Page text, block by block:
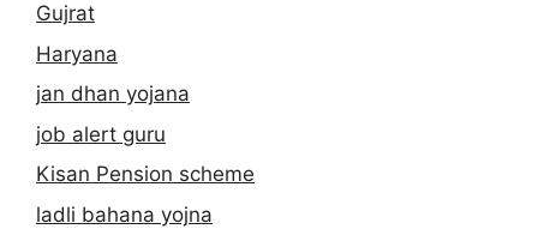
Gujrat
Haryana
jan dhan yojana
job alert guru
Kisan Pension scheme
ladli bahana yojna